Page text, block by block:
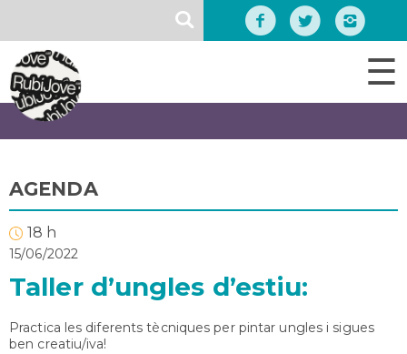
contingut
☰
AGENDA
18 h
15/06/2022
Taller d’ungles d’estiu:
Practica les diferents tècniques per pintar ungles i sigues
ben creatiu/iva!